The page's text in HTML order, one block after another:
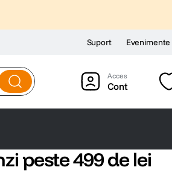
Suport Evenimente
Cont
peste 499 de lei